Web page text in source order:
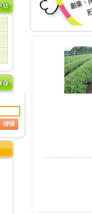
線上詢價
線上詢價 創業 採購